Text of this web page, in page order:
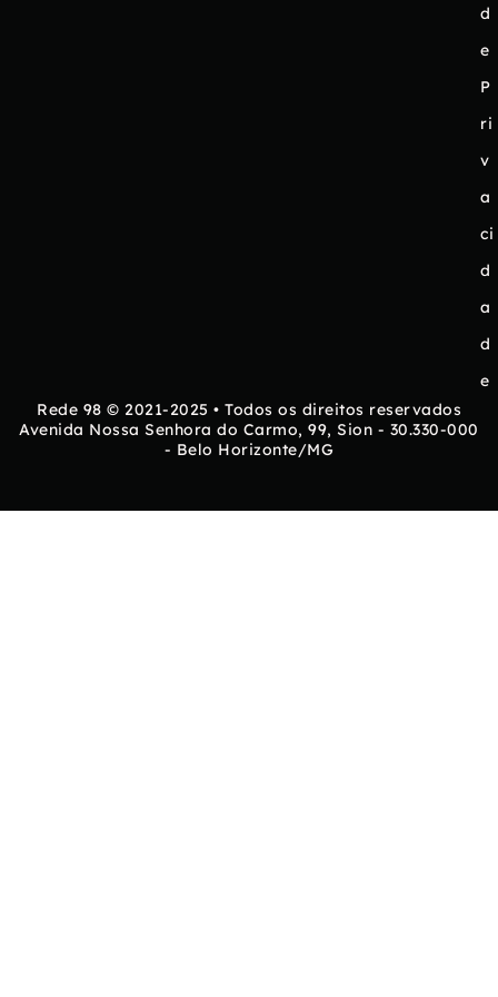
d
e
P
ri
v
a
ci
d
a
d
e
Rede 98 © 2021-2025 • Todos os direitos reservados
Avenida Nossa Senhora do Carmo, 99, Sion - 30.330-000
- Belo Horizonte/MG